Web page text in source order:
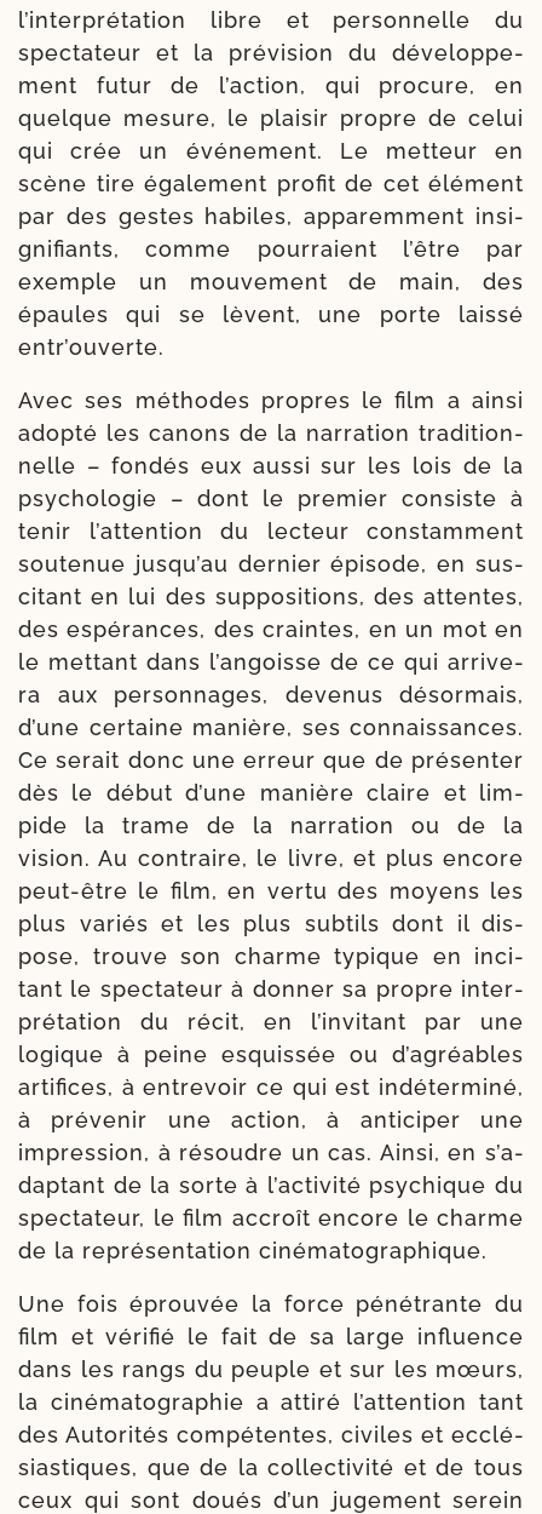
l’in­ter­pré­ta­tion libre et per­son­nelle du
spec­ta­teur et la pré­vi­sion du déve­lop­pe­
ment futur de l’ac­tion, qui pro­cure, en
quelque mesure, le plai­sir propre de celui
qui crée un évé­ne­ment. Le met­teur en
scène tire éga­le­ment pro­fit de cet élé­ment
par des gestes habiles, appa­rem­ment insi­
gni­fiants, comme pour­raient l’être par
exemple un mou­ve­ment de main, des
épaules qui se lèvent, une porte lais­sé
entr’ouverte.
Avec ses méthodes propres le film a ain­si
adop­té les canons de la nar­ra­tion tra­di­tion­
nelle – fon­dés eux aus­si sur les lois de la
psy­cho­lo­gie – dont le pre­mier consiste à
tenir l’at­ten­tion du lec­teur constam­ment
sou­te­nue jus­qu’au der­nier épi­sode, en sus­
ci­tant en lui des sup­po­si­tions, des attentes,
des espé­rances, des craintes, en un mot en
le met­tant dans l’an­goisse de ce qui arri­ve­
ra aux per­son­nages, deve­nus désor­mais,
d’une cer­taine manière, ses connais­sances.
Ce serait donc une erreur que de pré­sen­ter
dès le début d’une manière claire et lim­
pide la trame de la nar­ra­tion ou de la
vision. Au contraire, le livre, et plus encore
peut-​être le film, en ver­tu des moyens les
plus variés et les plus sub­tils dont il dis­
pose, trouve son charme typique en inci­
tant le spec­ta­teur à don­ner sa propre inter­
pré­ta­tion du récit, en l’in­vi­tant par une
logique à peine esquis­sée ou d’a­gréables
arti­fices, à entre­voir ce qui est indé­ter­mi­né,
à pré­ve­nir une action, à anti­ci­per une
impres­sion, à résoudre un cas. Ainsi, en s’a­
dap­tant de la sorte à l’ac­ti­vi­té psy­chique du
spec­ta­teur, le film accroît encore le charme
de la repré­sen­ta­tion cinématographique.
Une fois éprou­vée la force péné­trante du
film et véri­fié le fait de sa large influence
dans les rangs du peuple et sur les mœurs,
la ciné­ma­to­gra­phie a atti­ré l’at­ten­tion tant
des Autorités com­pé­tentes, civiles et ecclé­
sias­tiques, que de la col­lec­ti­vi­té et de tous
ceux qui sont doués d’un juge­ment serein